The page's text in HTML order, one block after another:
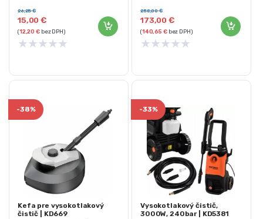
Allister
Značka: RED TECHNIC
15,00€
26,25€
(12,20€bez DPH)
★★★★★
173,00€
258,00€
(140,65 €bez DPH)
★★★★★
-38%
Kefa pre vysokotlakový
čistič | KD669
-33%
Vysokotlakový čistič,
3000W, 240bar | KD5381